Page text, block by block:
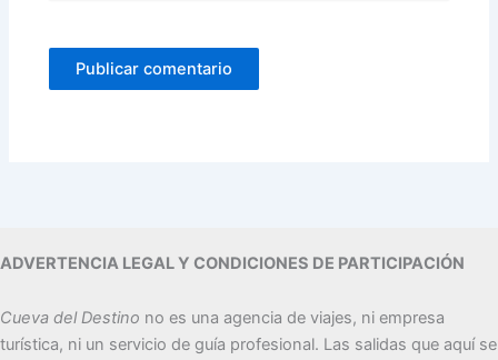
ADVERTENCIA LEGAL Y CONDICIONES DE PARTICIPACIÓN
Cueva del Destino no es una agencia de viajes, ni empresa
turística, ni un servicio de guía profesional. Las salidas que aquí se